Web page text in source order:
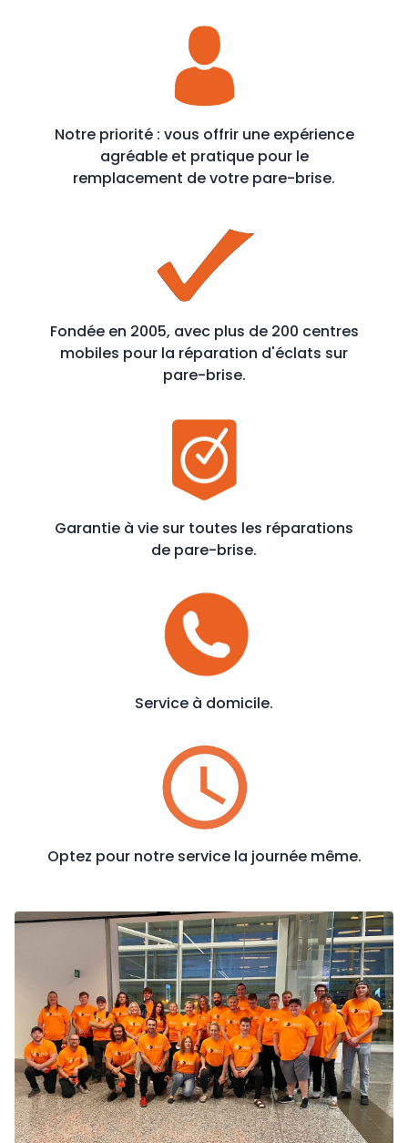
Notre priorité : vous offrir une expérience
agréable et pratique pour le
remplacement de votre pare-brise.
Fondée en 2005, avec plus de 200 centres
mobiles pour la réparation d'éclats sur
pare-brise.
Garantie à vie sur toutes les réparations
de pare-brise.
Service à domicile.
Optez pour notre service la journée même.